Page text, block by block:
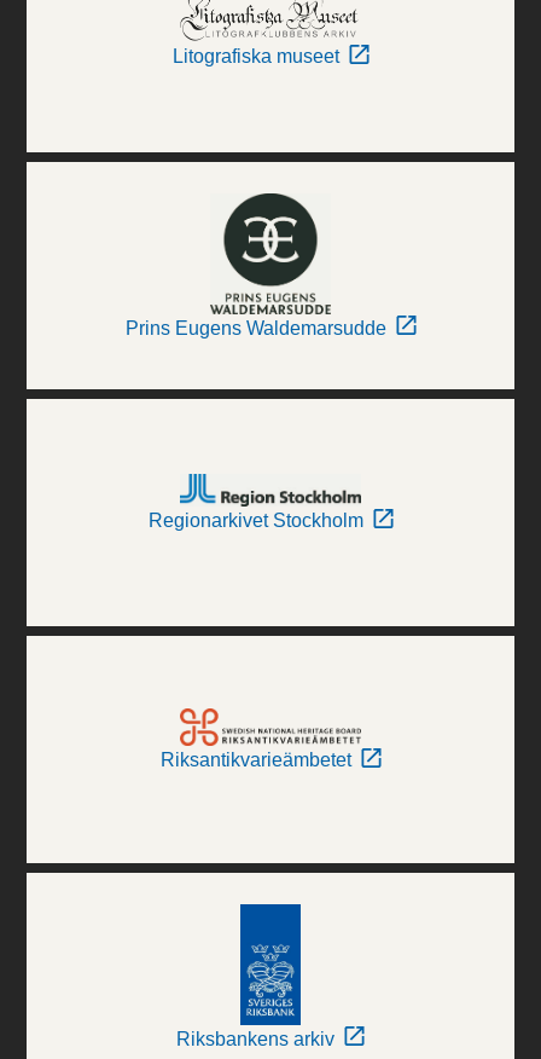
Litografiska museet
Prins Eugens Waldemarsudde
Regionarkivet Stockholm
Riksantikvarieämbetet
Riksbankens arkiv